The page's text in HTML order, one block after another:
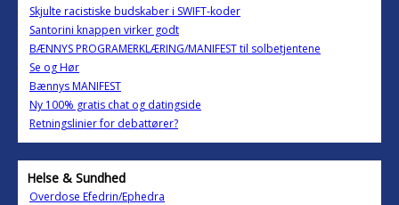
Skjulte racistiske budskaber i SWIFT-koder
Santorini knappen virker godt
BÆNNYS PROGRAMERKLÆRING/MANIFEST til solbetjentene
Se og Hør
Bænnys MANIFEST
Ny 100% gratis chat og datingside
Retningslinier for debattører?
Helse & Sundhed
Overdose Efedrin/Ephedra